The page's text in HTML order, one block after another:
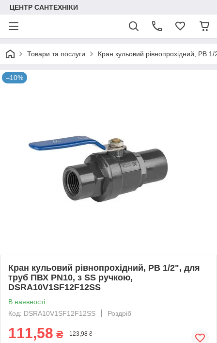
ЦЕНТР САНТЕХНІКИ
Товари та послуги Кран кульовий рівнопрохідний, РВ
–10%
Кран кульовий рівнопрохідний, РВ 1/2", для
труб ПВХ PN10, з SS ручкою,
DSRA10V1SF12F12SS
В наявності
Код: DSRA10V1SF12F12SS
Роздріб
111,58 ₴ 123,98 ₴